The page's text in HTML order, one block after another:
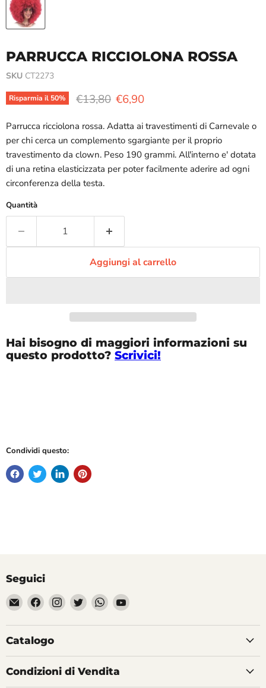
PARRUCCA RICCIOLONA ROSSA
SKU CT2273
Risparmia il 50% Prezzo originale
€13,80 Prezzo attuale
€6,90
Parrucca ricciolona rossa. Adatta ai travestimenti di Carnevale o
per chi cerca un complemento sgargiante per il proprio
travestimento da clown. Peso 190 grammi. All'interno e' dotata
di una retina elasticizzata per poter facilmente aderire ad ogni
circonferenza della testa.
Quantità
Aggiungi al carrello
Hai bisogno di maggiori informazioni su
questo prodotto? Scrivici!
Condividi questo:
Seguici
Email
Divertilandia.it
Trovaci
su
Facebook
Trovaci
su
Instagram
Trovaci
su
Twitter
Trovaci
su
WhatsApp
Trovaci
YouTube
Catalogo
Condizioni di Vendita